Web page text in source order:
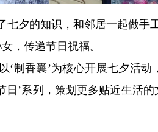
七夕的知识，和邻居一起做手
，传递节日祝福。
‘制香囊’为核心开展七夕活
日’系列，策划更多贴近生活